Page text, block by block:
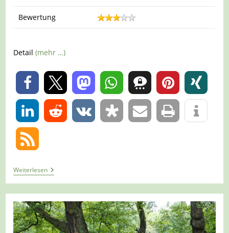
Bewertung
Detail(mehr …)
0
0
WeiterlesenTour
1198
–
Oberhausen
–
STOAG
Trassenspaziergang
4